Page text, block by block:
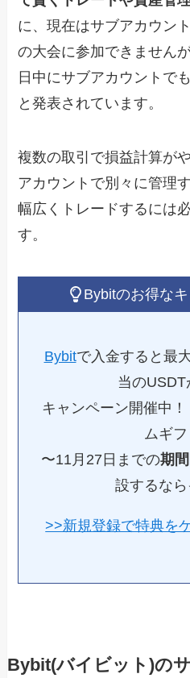
に、現在はサブアカウン
の大会に参加できませんが
日中にサブアカウントで
と発表されています。
複数の取引で損益計算が
アカウントで別々に管理
幅広くトレードするには
す。
Bybitのお得な
Bybitで入金すると最
当のUSDT
キャンペーン開催中
ムギフ
〜11月27日までの期
設するな
>>新規登録で特典を
Bybit(バイビット)の